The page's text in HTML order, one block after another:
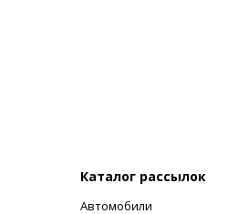
Каталог рассылок
Автомобили